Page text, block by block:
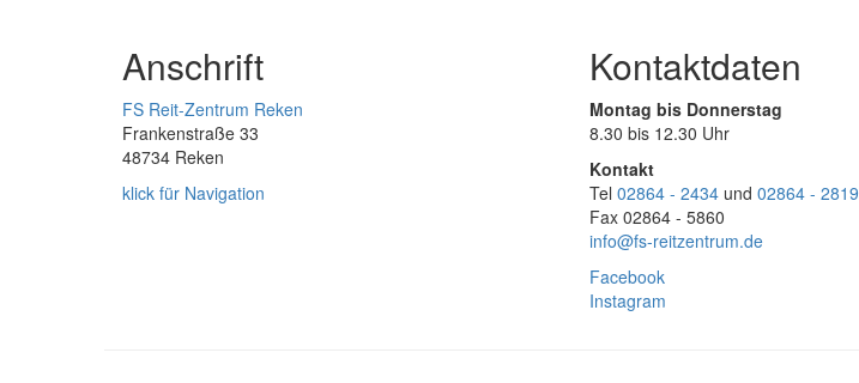
Anschrift
FS Reit-Zentrum Reken
Frankenstraße 33
48734 Reken
klick für Navigation
Kontaktdaten
Montag bis Donnerstag
8.30 bis 12.30 Uhr
Kontakt
Tel 02864 - 2434 und 02864 - 2819
Fax 02864 - 5860
info@fs-reitzentrum.de
Facebook
Instagram